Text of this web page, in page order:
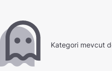
Kategori mevcut